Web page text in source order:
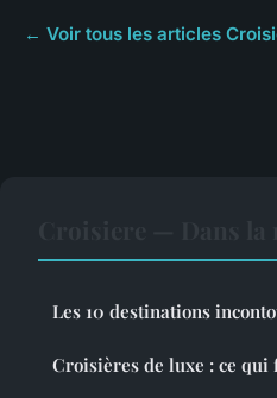
← Voir tous les articles
Les 10 destinations
Croisières de luxe : ce